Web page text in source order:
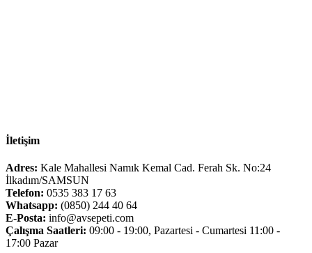
İletişim
Adres: Kale Mahallesi Namık Kemal Cad. Ferah Sk. No:24
İlkadım/SAMSUN
Telefon: 0535 383 17 63
Whatsapp: (0850) 244 40 64
E-Posta: info@avsepeti.com
Çalışma Saatleri: 09:00 - 19:00, Pazartesi - Cumartesi 11:00 -
17:00 Pazar